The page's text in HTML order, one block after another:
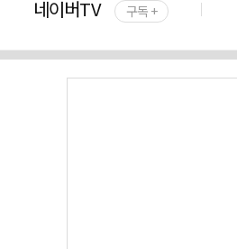
네이버TV 구독 +